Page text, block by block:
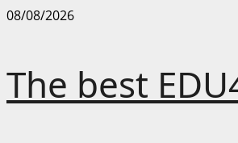
Skip
08/08/2026
The best